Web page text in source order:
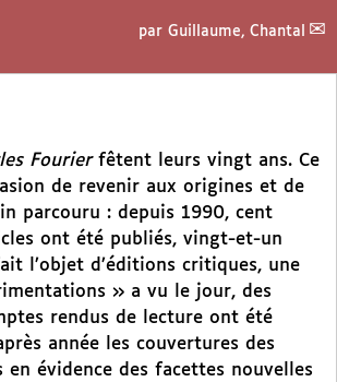
par Guillaume, Chantal
Fourierfêtent leurs vingt ans. Ce
de revenir aux origines et de
parcouru : depuis 1990, cent
ont été publiés, vingt-et-un
l’objet d’éditions critiques, une
» a vu le jour, des
rendus de lecture ont été
année les couvertures des
en évidence des facettes nouvelles